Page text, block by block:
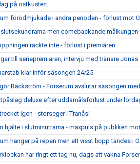
på ostkusten.
förödmjukade i andra perioden - förlust mot
men comebackande målkungen
räckte inte - förlust i premiären
till seriepremiären, intervju med tränare Jonas
klar inför säsongen 24/25
Bäckström - Forserum avslutar säsongen
deluxe efter uddamålsförlust under
igen - storseger i Tranås!
hjälte i slutminutrarna - maxpuls på publiken
hänger på repen men ett visst hopp tändes i
har ringt ett tag nu, dags att vakna